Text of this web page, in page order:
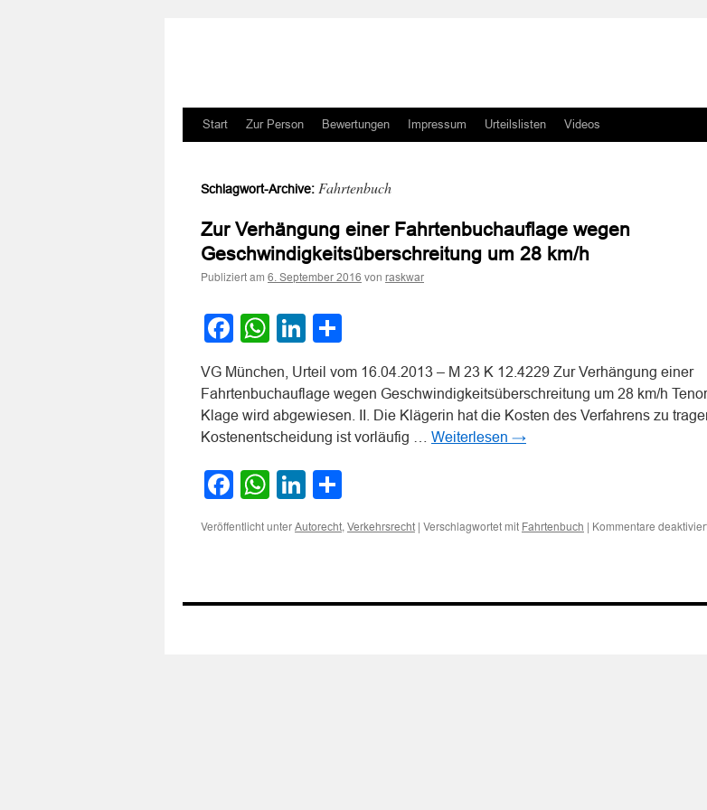
Zum
springen
Start Zur Person Bewertungen Impressum Urteilslisten Videos
Schlagwort-Archive: Fahrtenbuch
Zur Verhängung einer Fahrtenbuchauflage wegen
Geschwindigkeitsüberschreitung um 28 km/h
Publiziert am 6. September 2016 von raskwar
Facebook
WhatsApp
LinkedIn
VG München, Urteil vom 16.04.2013 – M 23 K 12.4229 Zur Verhängung einer
Fahrtenbuchauflage wegen Geschwindigkeitsüberschreitung um 28 km/h
Klage wird abgewiesen. II. Die Klägerin hat die Kosten des Verfahrens zu
Kostenentscheidung ist vorläufig … Weiterlesen →
Facebook
WhatsApp
LinkedIn
Veröffentlicht unter Autorecht, Verkehrsrecht | Verschlagwortet mit Fahrtenbuch | Kommentare